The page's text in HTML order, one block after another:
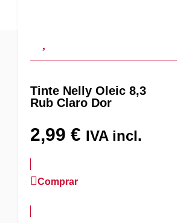
Tinte Nelly Oleic 8,3
Rub Claro Dor
2,99 € IVA incl.
Comprar